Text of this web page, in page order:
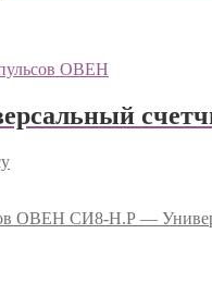
СИ8-Н.Р —